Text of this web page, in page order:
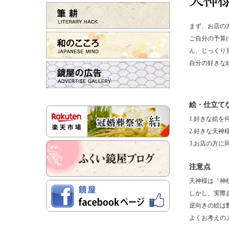
まず、お店の
ご自分の予算
ん、じっくり
自分の好きな
絵・仕立て
1.好きな絵を
2.好きな天神
3.お店の方に
注意点
天神様は「神
しかし、実際
逆向きの絵は
よくお考えの